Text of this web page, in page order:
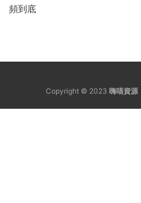
頻到底
Copyright © 2023 嗨喵資源